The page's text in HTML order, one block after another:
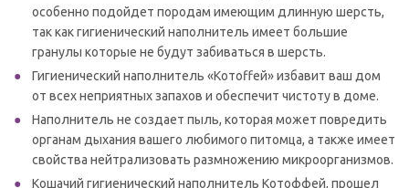
особенно подойдет породам имеющим длинную шерсть,
так как гигиенический наполнитель имеет большие
гранулы которые не будут забиваться в шерсть.
Гигиенический наполнитель «Котоffей» избавит ваш дом
от всех неприятных запахов и обеспечит чистоту в доме.
Наполнитель не создает пыль, которая может повредить
органам дыхания вашего любимого питомца, а также имеет
свойства нейтрализовать размножению микроорганизмов.
Кошачий гигиенический наполнитель Котоффей, прошел